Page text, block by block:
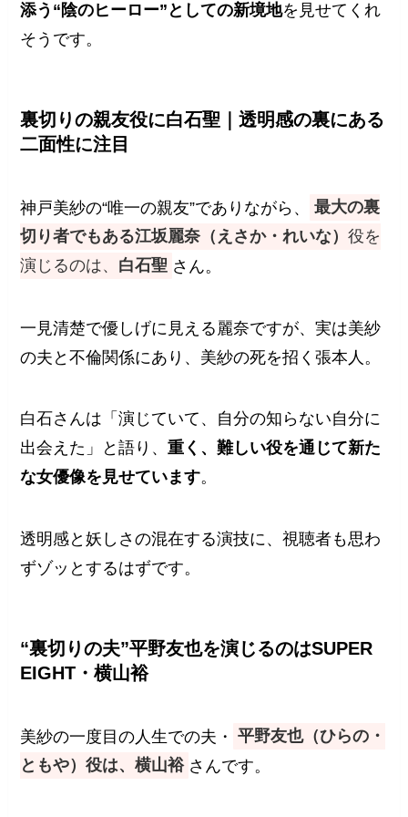
添う“陰のヒーロー”としての新境地を見せてくれ
そうです。
裏切りの親友役に白石聖｜透明感の裏にある
二面性に注目
神戸美紗の“唯一の親友”でありながら、
最大の裏
切り者でもある江坂麗奈（えさか・れいな）役を
演じるのは、 白石聖 さん。
一見清楚で優しげに見える麗奈ですが、実は美紗
の夫と不倫関係にあり、美紗の死を招く張本人。
白石さんは「演じていて、自分の知らない自分に
出会えた」と語り、重く、難しい役を通じて新た
な女優像を見せています。
透明感と妖しさの混在する演技に、視聴者も思わ
ずゾッとするはずです。
“裏切りの夫”平野友也を演じるのはSUPER
EIGHT・横山裕
美紗の一度目の人生での夫・ 平野友也（ひらの・
ともや）役は、横山裕 さんです。